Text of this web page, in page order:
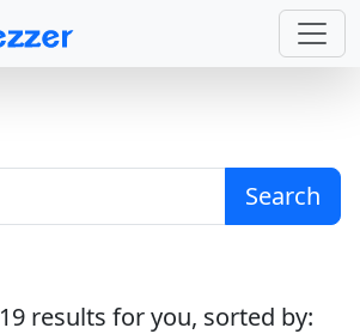
Search
19 results for you, sorted by: